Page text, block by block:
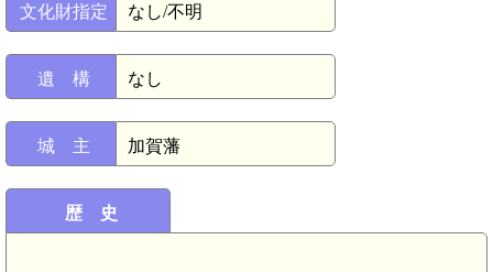
文化財指定 なし/不明
遺 構 なし
城 主 加賀藩
歴 史